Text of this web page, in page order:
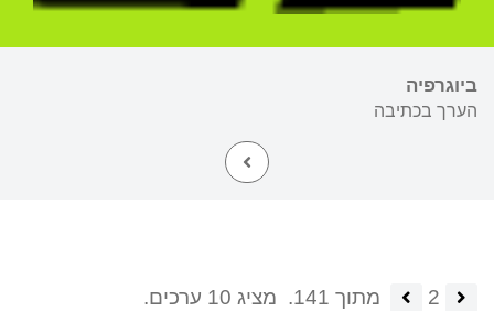
ביוגרפיה
הערך בכתיבה
2 מתוך 141. מציג 10 ערכים.